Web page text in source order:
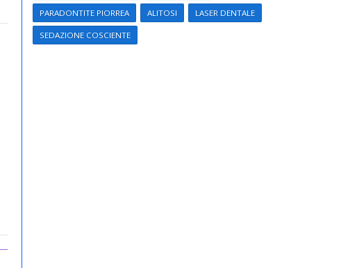
PARADONTITE PIORREA ALITOSI LASER DENTALE
SEDAZIONE COSCIENTE